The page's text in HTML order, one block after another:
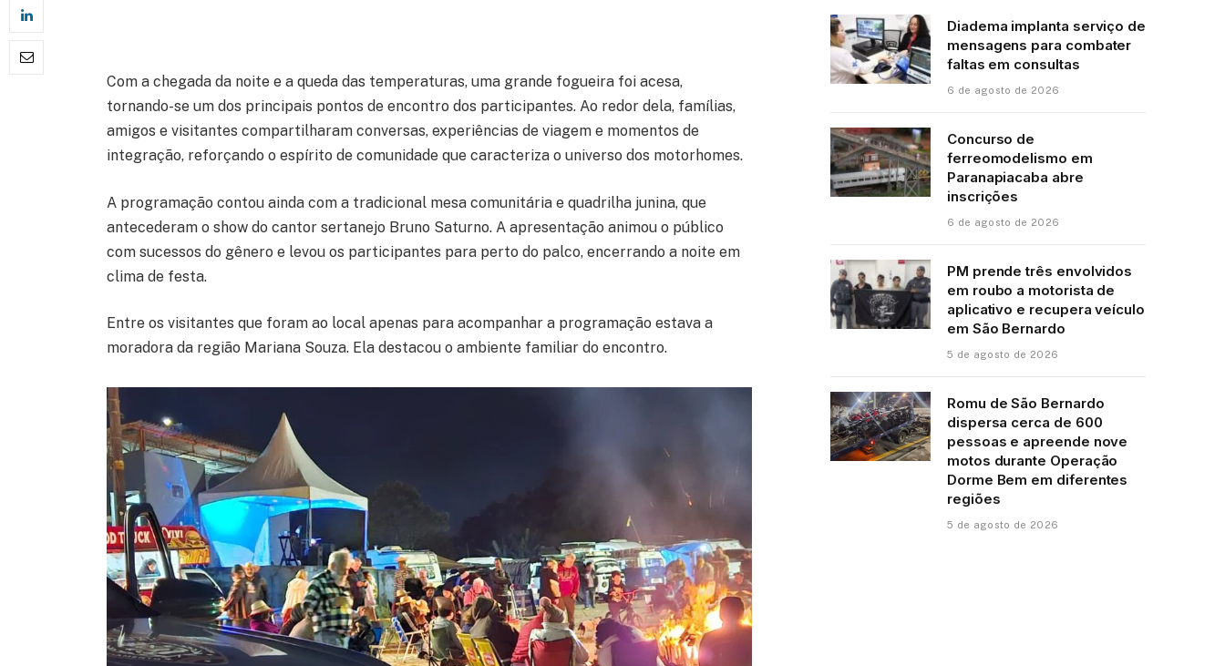
Com a chegada da noite e a queda das temperaturas, uma grande fogueira foi acesa,
tornando-se um dos principais pontos de encontro dos participantes. Ao redor dela, famílias,
amigos e visitantes compartilharam conversas, experiências de viagem e momentos de
integração, reforçando o espírito de comunidade que caracteriza o universo dos motorhomes.
A programação contou ainda com a tradicional mesa comunitária e quadrilha junina, que
antecederam o show do cantor sertanejo Bruno Saturno. A apresentação animou o público
com sucessos do gênero e levou os participantes para perto do palco, encerrando a noite em
clima de festa.
Entre os visitantes que foram ao local apenas para acompanhar a programação estava a
moradora da região Mariana Souza. Ela destacou o ambiente familiar do encontro.
Diadema implanta serviço de
mensagens para combater
faltas em consultas
6 de agosto de 2026
Concurso de
ferreomodelismo em
Paranapiacaba abre
inscrições
6 de agosto de 2026
PM prende três envolvidos
em roubo a motorista de
aplicativo e recupera veículo
em São Bernardo
5 de agosto de 2026
Romu de São Bernardo
dispersa cerca de 600
pessoas e apreende nove
motos durante Operação
Dorme Bem em diferentes
regiões
5 de agosto de 2026